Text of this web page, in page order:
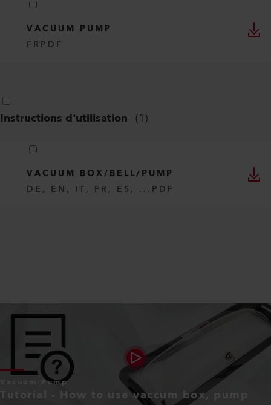
VACUUM PUMP
FR PDF
Instructions d'utilisation (1)
VACUUM BOX/BELL/PUMP
DE, EN, IT, FR, ES, ... PDF
Vacuum-Pump
Tutorial - How to use vaccum box, pump